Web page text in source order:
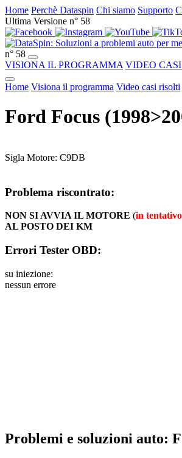
Home Perchè Dataspin Chi siamo Supporto
Ultima Versione n° 58
n° 58
VISIONA IL PROGRAMMA VIDEO
Home Visiona il programma Video casi risolti
Ford Focus
Sigla Motore: C9DB
Problema riscontrato:
NON SI AVVIA IL MOTORE (in
AL POSTO DEI KM
Errori Tester OBD:
su iniezione:
nessun errore
Problemi e soluzioni auto: